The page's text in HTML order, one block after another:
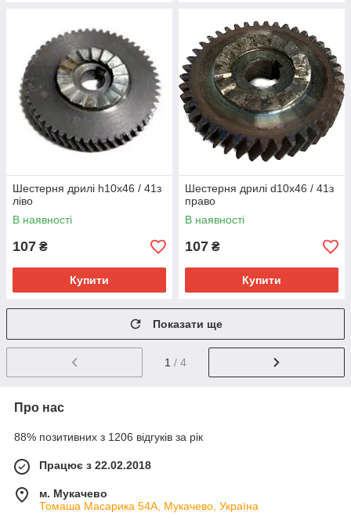
Шестерня дрилі һ10х46 / 41з
ліво
В наявності
107 ₴
Купити
Шестерня дрилі d10х46 / 41з
право
В наявності
107 ₴
Купити
Показати ще
1 / 4
Про нас
88% позитивних з 1206 відгуків за рік
Працює з 22.02.2018
м. Мукачево
Томаша Масарика 54А, Мукачево, Україна